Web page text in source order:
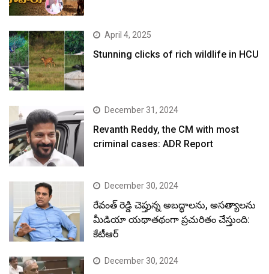
April 4, 2025
Stunning clicks of rich wildlife in HCU
December 31, 2024
Revanth Reddy, the CM with most
criminal cases: ADR Report
December 30, 2024
రేవంత్ రెడ్డి చెప్తున్న అబద్ధాలను, అసత్యాలను
మీడియా యథాతథంగా ప్రచురితం చేస్తుంది:
కేటీఆర్
December 30, 2024